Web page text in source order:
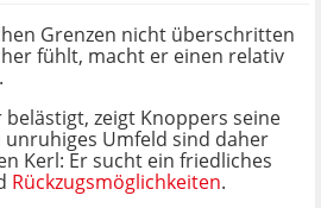
Grenzen nicht überschritten
fühlt, macht er einen relativ
zeigt Knoppers seine
unruhiges Umfeld sind daher
Kerl: Er sucht ein friedliches
Rückzugsmöglichkeiten.